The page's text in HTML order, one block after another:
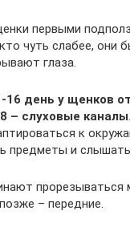
первыми
чуть слабее, они
глаза.
16 день у щенков
– слуховые каналы
к
предметы и слышать
прорезываться
– передние.